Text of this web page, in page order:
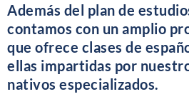
Además del plan de
contamos con un amplio
que ofrece clases de
ellas impartidas por
nativos especializados.